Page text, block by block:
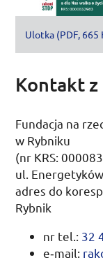
Ulotka (PDF, 665
Kontakt z
Fundacja na
w Rybniku
(nr KRS:
ul.
adres do
Rybnik
nr tel.: 32
e‑mail: